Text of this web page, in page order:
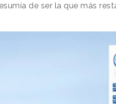
de ser la que más